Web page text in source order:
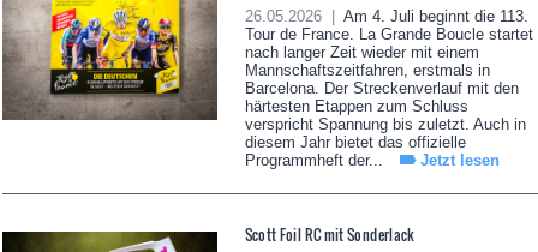
26.05.2026 |
Am 4. Juli beginnt die 113.
Tour de France. La Grande Boucle startet
nach langer Zeit wieder mit einem
Mannschaftszeitfahren, erstmals in
Barcelona. Der Streckenverlauf mit den
härtesten Etappen zum Schluss
verspricht Spannung bis zuletzt. Auch in
diesem Jahr bietet das offizielle
Programmheft der...
Jetzt lesen
Scott Foil RC mit Sonderlack